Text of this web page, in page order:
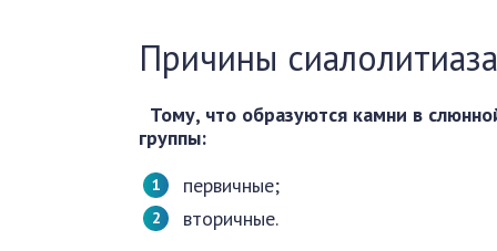
Причины сиалолитиаза
Тому, что образуются камни в
группы:
первичные;
вторичные.